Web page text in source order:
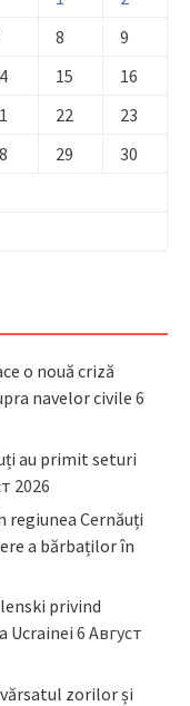
8
9
15
16
22
23
29
30
o nouă criză
navelor civile 6
au primit seturi
2026
regiunea Cernăuți
a bărbaților în
privind
Ucrainei 6 Август
zorilor și